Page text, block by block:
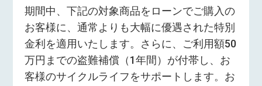
期間中、下記の対象商品をローンでご購入の
お客様に、通常よりも大幅に優遇された特別
金利を適用いたします。さらに、ご利用額50
万円までの盗難補償（1年間）が付帯し、お
客様のサイクルライフをサポートします。お